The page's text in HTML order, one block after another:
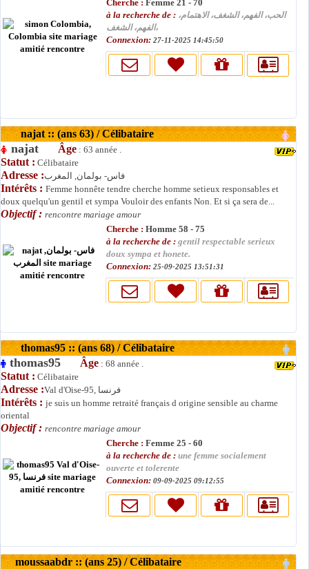
Cherche : Femme 21 - 70
à la recherche de : الحب، الفهم، الشغف، الاهتمام،
الفهم، الشغف،
Connexion: 27-11-2025 14:45:50
najat :: (ans 63) / Célibataire
najat Âge : 63 année .
Statut : Célibataire
Adresse :فاس- بولمان, المغرب
Intérêts : Femme honnête tendre cherche homme setieux responsables et
doux quelqu'un gentil et sympa Vouloir des enfants Non. Et si ça sera de...
Objectif : rencontre mariage amour
Cherche : Homme 58 - 75
à la recherche de : gentil respectable serieux
doux sympa et honete.
Connexion: 25-09-2025 13:51:31
thomas95 :: (ans 68) / Célibataire
thomas95 Âge : 68 année .
Statut : Célibataire
Adresse : Val d'Oise-95, فرنسا
Intérêts : je suis un homme retraité français d origine sensible au charme
oriental
Objectif : rencontre mariage amour
Cherche : Femme 25 - 60
à la recherche de : une femme socialement
ouverte et tolerente
Connexion: 09-09-2025 09:12:55
moussaabdr :: (ans 25) / Célibataire